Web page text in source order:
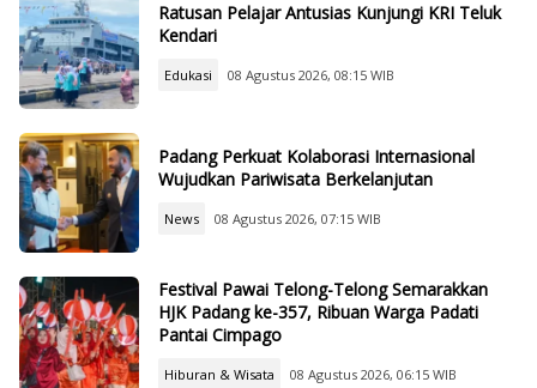
Ratusan Pelajar Antusias Kunjungi KRI Teluk
Kendari
Edukasi 08 Agustus 2026, 08:15 WIB
Padang Perkuat Kolaborasi Internasional
Wujudkan Pariwisata Berkelanjutan
News 08 Agustus 2026, 07:15 WIB
Festival Pawai Telong-Telong Semarakkan
HJK Padang ke-357, Ribuan Warga Padati
Pantai Cimpago
Hiburan & Wisata 08 Agustus 2026, 06:15 WIB